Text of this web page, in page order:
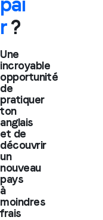
r?
Une
incroyable
opportunité
de
pratiquer
ton
anglais
et de
découvrir
un
nouveau
pays
à
moindres
frais